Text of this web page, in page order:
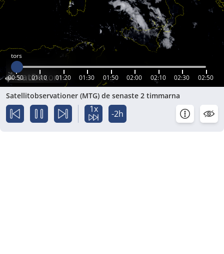
tors
00:50 01:10 01:20 01:30 01:50 02:00 02:10 02:30 02:50
Satellitobservationer (MTG) de senaste 2 timmarna
1x -2h